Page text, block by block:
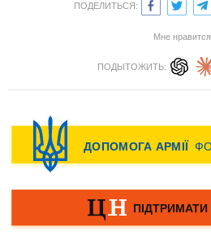
ПОДЕЛИТЬСЯ:
Мне нравится
ПОДЫТОЖИТЬ: